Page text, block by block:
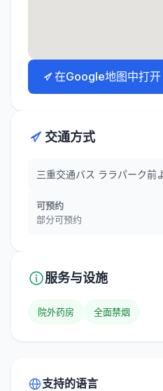
在Google地图中打开
交通方式
三重交通バス ララパーク前
可预约
部分可预约
服务与设施
院外药房 全面禁烟
支持的语言